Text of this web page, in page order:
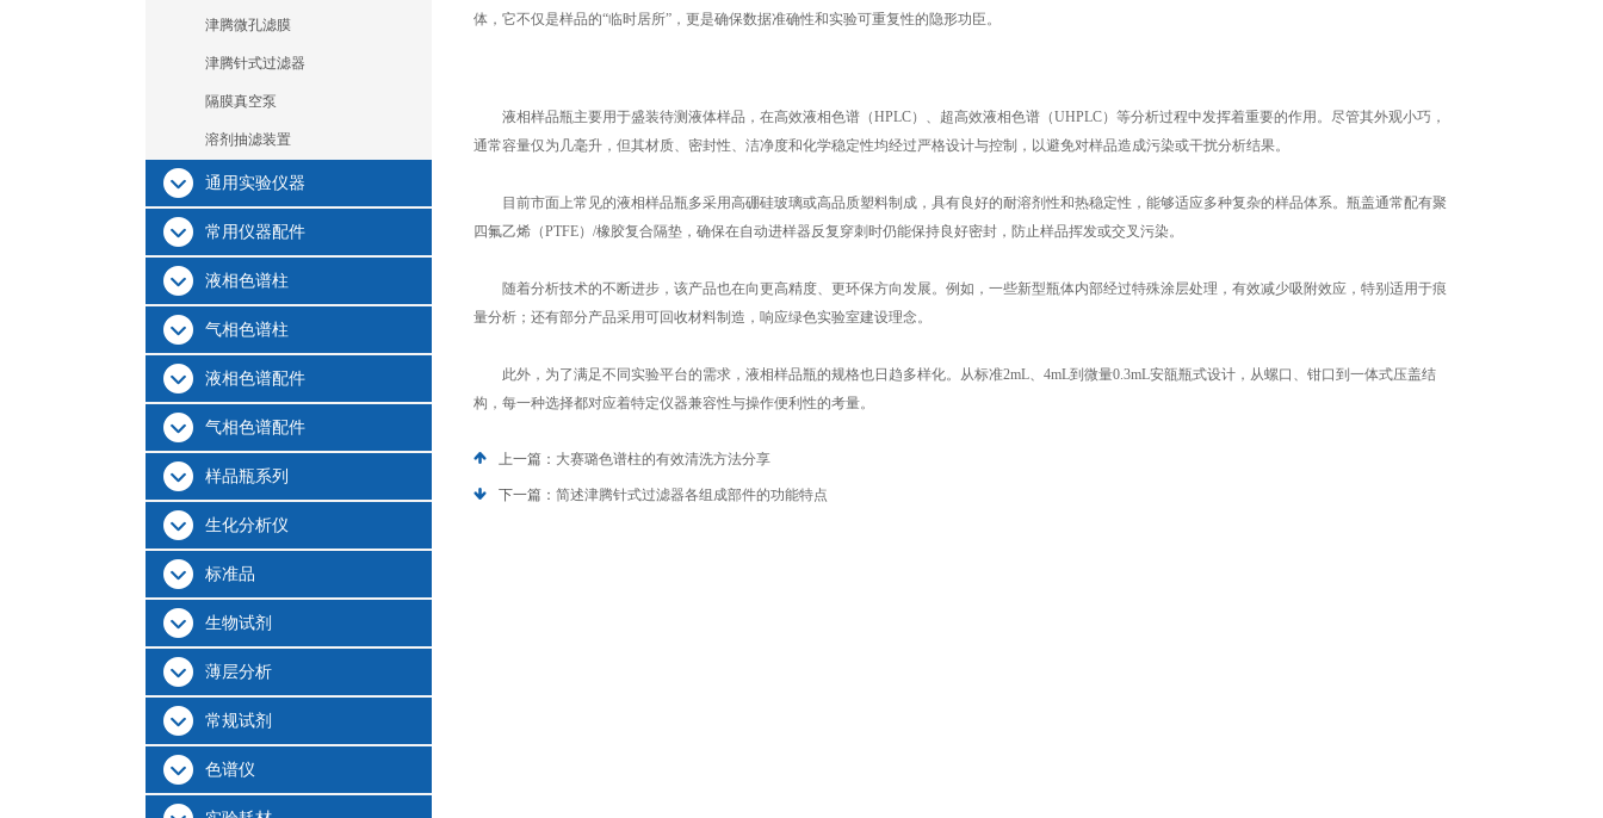
津腾微孔滤膜
津腾针式过滤器
隔膜真空泵
溶剂抽滤装置
通用实验仪器
常用仪器配件
液相色谱柱
气相色谱柱
液相色谱配件
气相色谱配件
样品瓶系列
生化分析仪
标准品
生物试剂
薄层分析
常规试剂
色谱仪
体，它不仅是样品的“临时居所”，更是确保数据准确性和实验可重复性的隐形功臣。
液相样品瓶主要用于盛装待测液体样品，在高效液相色谱（HPLC）、超高效液相色谱（UHPLC）等分析过程中发挥着重要的作用。尽管其外观小巧，
通常容量仅为几毫升，但其材质、密封性、洁净度和化学稳定性均经过严格设计与控制，以避免对样品造成污染或干扰分析结果。
目前市面上常见的液相样品瓶多采用高硼硅玻璃或高品质塑料制成，具有良好的耐溶剂性和热稳定性，能够适应多种复杂的样品体系。瓶盖通常配有聚
四氟乙烯（PTFE）/橡胶复合隔垫，确保在自动进样器反复穿刺时仍能保持良好密封，防止样品挥发或交叉污染。
随着分析技术的不断进步，该产品也在向更高精度、更环保方向发展。例如，一些新型瓶体内部经过特殊涂层处理，有效减少吸附效应，特别适用于痕
量分析；还有部分产品采用可回收材料制造，响应绿色实验室建设理念。
此外，为了满足不同实验平台的需求，液相样品瓶的规格也日趋多样化。从标准2mL、4mL到微量0.3mL安瓿瓶式设计，从螺口、钳口到一体式压盖结
构，每一种选择都对应着特定仪器兼容性与操作便利性的考量。
上一篇： 大赛璐色谱柱的有效清洗方法分享
下一篇： 简述津腾针式过滤器各组成部件的功能特点